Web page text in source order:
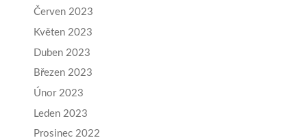
Červen 2023
Květen 2023
Duben 2023
Březen 2023
Únor 2023
Leden 2023
Prosinec 2022